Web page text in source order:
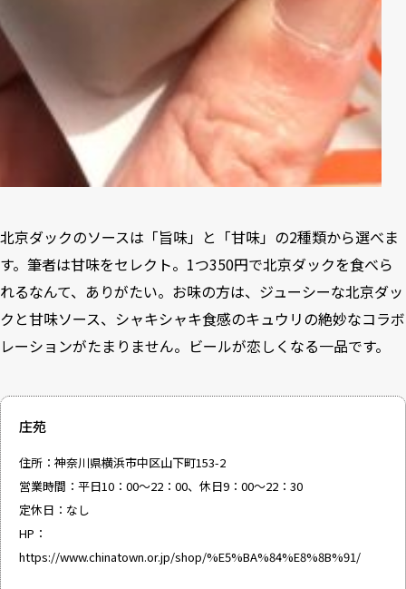
北京ダックのソースは「旨味」と「甘味」の2種類から選べま
す。筆者は甘味をセレクト。1つ350円で北京ダックを食べら
れるなんて、ありがたい。お味の方は、ジューシーな北京ダッ
クと甘味ソース、シャキシャキ食感のキュウリの絶妙なコラボ
レーションがたまりません。ビールが恋しくなる一品です。
庄苑
住所：神奈川県横浜市中区山下町153-2
営業時間：平日10：00〜22：00、休日9：00〜22：30
定休日：なし
HP：
https://www.chinatown.or.jp/shop/%E5%BA%84%E8%8B%91/